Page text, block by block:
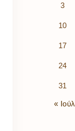
3
10
17
24
31
« Ιούλ